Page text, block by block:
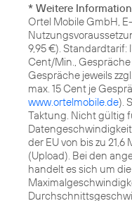
* Weitere
Ortel Mobile GmbH,
9,95 €).
Cent/Min.,
Gespräche jeweils
max. 15 Cent je
www.ortelmobile.de).
Taktung. Nicht gültig
der EU von bis zu
(Upload). Bei den
handelt es sich um